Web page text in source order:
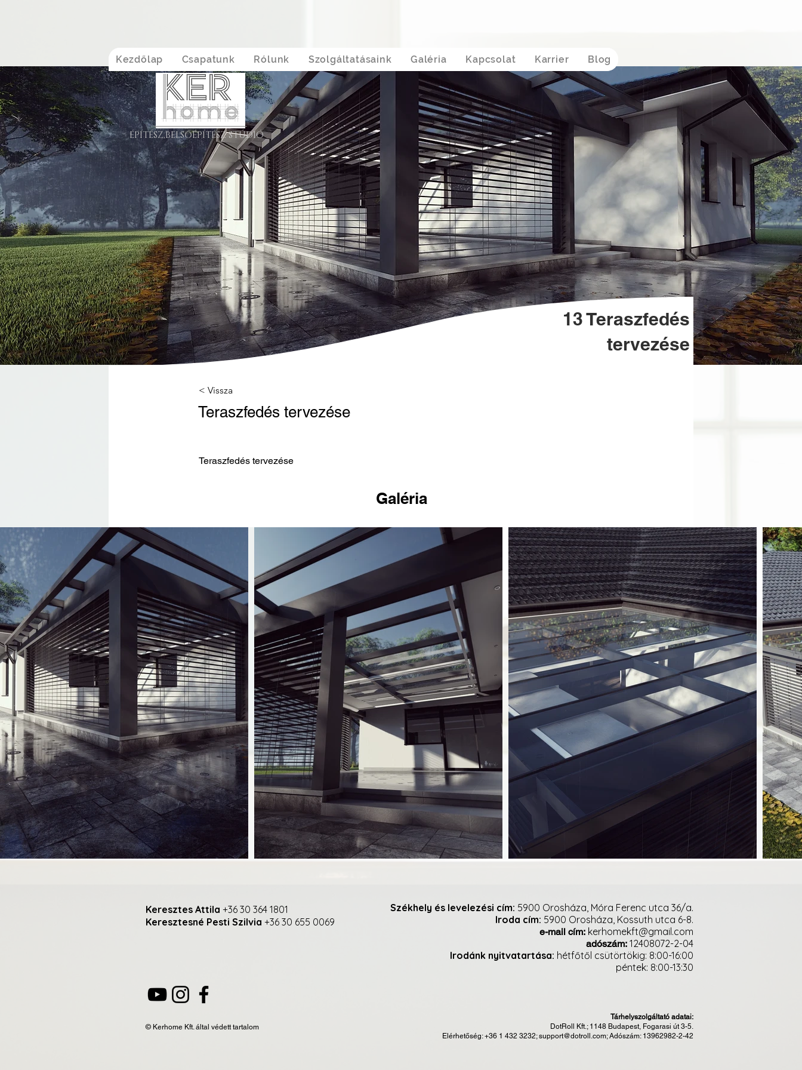
Kezdőlap Csapatunk Rólunk Szolgáltatásaink Galéria Kapcsolat Karrier Blog
ÉPÍTÉSZ,BELSŐÉPÍTÉSZ STÚDIÓ
13 Teraszfedés
tervezése
< Vissza
Teraszfedés tervezése
Teraszfedés tervezése
Galéria
Keresztes Attila +36 30 364 1801
Keresztesné Pesti Szilvia +36 30 655 0069
Székhely és levelezési cím: 5900 Orosháza, Móra Ferenc utca 36/a.
Iroda cím: 5900 Orosháza, Kossuth utca 6-8.
e-mail cím: kerhomekft@gmail.com
adószám: 12408072-2-04
Irodánk nyitvatartása: hétfőtől csütörtökig: 8:00-16:00
péntek: 8:00-13:30
© Kerhome Kft. által védett tartalom
Tárhelyszolgáltató adatai:
DotRoll Kft.; 1148 Budapest, Fogarasi út 3-5.
Elérhetőség: +36 1 432 3232;support@dotroll.com; Adószám: 13962982-2-42